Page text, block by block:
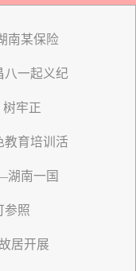
南某保险
八一起义纪
树牢正
教育培训活
湖南一国
参照
居开展